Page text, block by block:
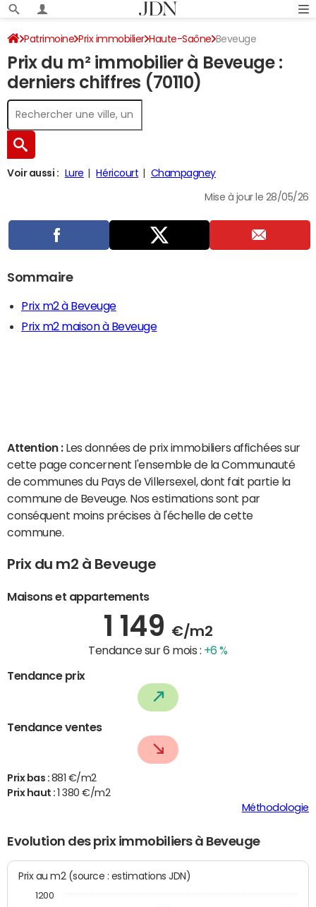
Patrimoine Prix immobilier Haute-Saône Beveuge
Prix du m² immobilier à Beveuge :
derniers chiffres (70110)
Voir aussi : Lure Héricourt Champagney
Mise à jour le 28/05/26
Sommaire
Prix m2 à Beveuge
Prix m2 maison à Beveuge
Attention : Les données de prix immobiliers affichées sur
cette page concernent l'ensemble de la Communauté
de communes du Pays de Villersexel, dont fait partie la
commune de Beveuge. Nos estimations sont par
conséquent moins précises à l'échelle de cette
commune.
Prix du m2 à Beveuge
Maisons et appartements
1 149 €/m2
Tendance sur 6 mois : +6 %
Tendance prix
Tendance ventes
Prix bas : 881 €/m2
Prix haut :
1 380 €/m2
Méthodologie
Evolution des prix immobiliers à Beveuge
Prix au m2 (source : estimations JDN)
1200